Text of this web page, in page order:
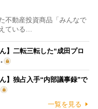
不動産投資商品「みんなで
ている…
】二転三転した“成田プロ
】独占入手“内部議事録”で
一覧を見る